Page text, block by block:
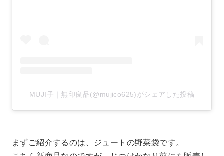
MUJI子｜無印良品(@mujico625)がシェアした投稿
まずご紹介するのは、ジュートの野菜袋です。